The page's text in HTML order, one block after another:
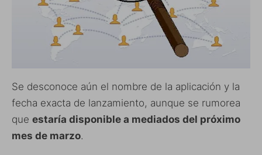
Se desconoce aún el nombre de la aplicación y la
fecha exacta de lanzamiento, aunque se rumorea
que estaría disponible a mediados del próximo
mes de marzo.